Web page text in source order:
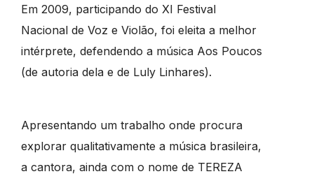
Em 2009, participando do XI Festival
Nacional de Voz e Violão, foi eleita a melhor
intérprete, defendendo a música Aos Poucos
(de autoria dela e de Luly Linhares).
Apresentando um trabalho onde procura
explorar qualitativamente a música brasileira,
a cantora, ainda com o nome de TEREZA